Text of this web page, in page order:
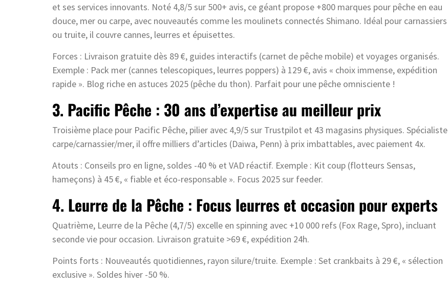
et ses services innovants. Noté 4,8/5 sur 500+ avis, ce géant propose +800 marques pour pêche en eau
douce, mer ou carpe, avec nouveautés comme les moulinets connectés Shimano. Idéal pour carnassiers
ou truite, il couvre cannes, leurres et épuisettes.
Forces : Livraison gratuite dès 89 €, guides interactifs (carnet de pêche mobile) et voyages organisés.
Exemple : Pack mer (cannes telescopiques, leurres poppers) à 129 €, avis « choix immense, expédition
rapide ». Blog riche en astuces 2025 (pêche du thon). Parfait pour une pêche omnisciente !
3. Pacific Pêche : 30 ans d’expertise au meilleur prix
Troisième place pour Pacific Pêche, pilier avec 4,9/5 sur Trustpilot et 43 magasins physiques. Spécialiste
carpe/carnassier/mer, il offre milliers d’articles (Daiwa, Penn) à prix imbattables, avec paiement 4x.
Atouts : Conseils pro en ligne, soldes -40 % et VAD réactif. Exemple : Kit coup (flotteurs Sensas,
hameçons) à 45 €, « fiable et éco-responsable ». Focus 2025 sur feeder.
4. Leurre de la Pêche : Focus leurres et occasion pour experts
Quatrième, Leurre de la Pêche (4,7/5) excelle en spinning avec +10 000 refs (Fox Rage, Spro), incluant
seconde vie pour occasion. Livraison gratuite >69 €, expédition 24h.
Points forts : Nouveautés quotidiennes, rayon silure/truite. Exemple : Set crankbaits à 29 €, « sélection
exclusive ». Soldes hiver -50 %.